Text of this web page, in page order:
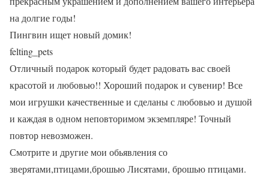
на долгие годы!
Пингвин ищет новый домик!
felting_pets
Отличный подарок который будет радовать вас своей
красотой и любовью!! Хороший подарок и сувенир! Все
мои игрушки качественные и сделаны с любовью и душой
и каждая в одном неповторимом экземпляре! Точный
повтор невозможен.
Смотрите и другие мои обьявления со
зверятами,птицами,брошью Лисятами, брошью птицами.